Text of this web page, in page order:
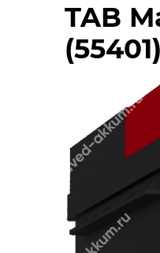
TAB
(55401)